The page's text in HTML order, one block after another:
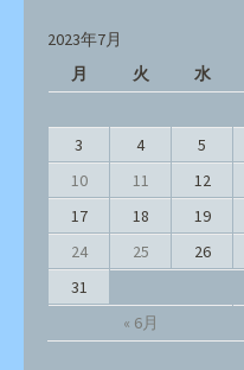
2023年7月
月
火 水
« 6月
3
4 5
10
11 12
17
18 19
24
25 26
31